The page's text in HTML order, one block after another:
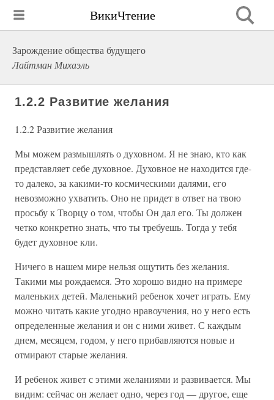
ВикиЧтение
Зарождение общества будущего
Лайтман Михаэль
1.2.2 Развитие желания
1.2.2 Развитие желания
Мы можем размышлять о духовном. Я не знаю, кто как
представляет себе духовное. Духовное не находится где-
то далеко, за какими-то космическими далями, его
невозможно ухватить. Оно не придет в ответ на твою
просьбу к Творцу о том, чтобы Он дал его. Ты должен
четко конкретно знать, что ты требуешь. Тогда у тебя
будет духовное кли.
Ничего в нашем мире нельзя ощутить без желания.
Такими мы рождаемся. Это хорошо видно на примере
маленьких детей. Маленький ребенок хочет играть. Ему
можно читать какие угодно нравоучения, но у него есть
определенные желания и он с ними живет. С каждым
днем, месяцем, годом, у него прибавляются новые и
отмирают старые желания.
И ребенок живет с этими желаниями и развивается. Мы
видим: сейчас он желает одно, через год — другое, еще